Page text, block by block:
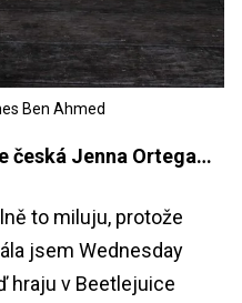
Ben Ahmed
česká Jenna Ortega…
to miluju, protože
jsem Wednesday
hraju v Beetlejuice